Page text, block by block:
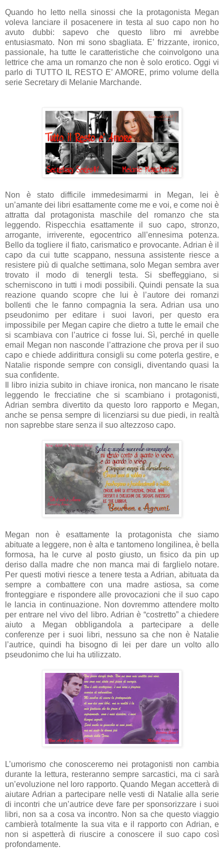
Quando ho letto nella sinossi che la protagonista Megan
voleva lanciare il posacenere in testa al suo capo non ho
avuto dubbi: sapevo che questo libro mi avrebbe
entusiasmato. Non mi sono sbagliata. E’ frizzante, ironico,
passionale, ha tutte le caratteristiche che coinvolgono una
lettrice che ama un romanzo che non è solo erotico. Oggi vi
parlo di TUTTO IL RESTO E’ AMORE, primo volume della
serie Secretary di Melanie Marchande.
Non è stato difficile immedesimarmi in Megan, lei è
un’amante dei libri esattamente come me e voi, e come noi è
attratta dal protagonista maschile del romanzo che sta
leggendo. Rispecchia esattamente il suo capo, stronzo,
arrogante, irriverente, egocentrico all’ennesima potenza.
Bello da togliere il fiato, carismatico e provocante. Adrian è il
capo da cui tutte scappano, nessuna assistente riesce a
resistere più di qualche settimana, solo Megan sembra aver
trovato il modo di tenergli testa. Si sbeffeggiano, si
scherniscono in tutti i modi possibili. Quindi pensate la sua
reazione quando scopre che lui è l’autore dei romanzi
bollenti che le fanno compagnia la sera. Adrian usa uno
pseudonimo per editare i suoi lavori, per questo era
impossibile per Megan capire che dietro a tutte le email che
si scambiava con l’autrice ci fosse lui. Sì, perché in quelle
email Megan non nasconde l’attrazione che prova per il suo
capo e chiede addirittura consigli su come poterla gestire, e
Natalie risponde sempre con consigli, diventando quasi la
sua confidente.
Il libro inizia subito in chiave ironica, non mancano le risate
leggendo le frecciatine che si scambiano i protagonisti,
Adrian sembra divertito da questo loro rapporto e Megan,
anche se pensa sempre di licenziarsi su due piedi, in realtà
non saprebbe stare senza il suo altezzoso capo.
Megan non è esattamente la protagonista che siamo
abituate a leggere, non è alta e tantomeno longilinea, è bella
formosa, ha le curve al posto giusto, un fisico da pin up
deriso dalla madre che non manca mai di farglielo notare.
Per questi motivi riesce a tenere testa a Adrian, abituata da
sempre a combattere con una madre astiosa, sa come
fronteggiare e rispondere alle provocazioni che il suo capo
le lancia in continuazione. Non dovremmo attendere molto
per entrare nel vivo del libro. Adrian è “costretto” a chiedere
aiuto a Megan obbligandola a partecipare a delle
conferenze per i suoi libri, nessuno sa che non è Natalie
l’autrice, quindi ha bisogno di lei per dare un volto allo
pseudonimo che lui ha utilizzato.
L’umorismo che conosceremo nei protagonisti non cambia
durante la lettura, resteranno sempre sarcastici, ma ci sarà
un’evoluzione nel loro rapporto. Quando Megan accetterà di
aiutare Adrian a partecipare nelle vesti di Natalie alla serie
di incontri che un’autrice deve fare per sponsorizzare i suoi
libri, non sa a cosa va incontro. Non sa che questo viaggio
cambierà totalmente la sua vita e il rapporto con Adrian, e
non si aspetterà di riuscire a conoscere il suo capo così
profondamente.